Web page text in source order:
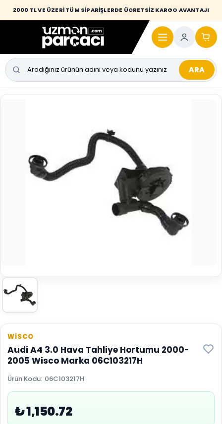
2000 TL VE ÜZERİ TÜM SİPARİŞLERDE ÜCRETSİZ KARGO AVANTAJI
Desi / hacim sınırını aşan kaporta parçalarında taşıma bedeli alıcıya
yansıtılmaktadır.
ARA
WİSCO
Audi A4 3.0 Hava Tahliye Hortumu 2000-
2005 Wisco Marka 06C103217H
Ürün Kodu: 06C103217H
₺ 1,150.72